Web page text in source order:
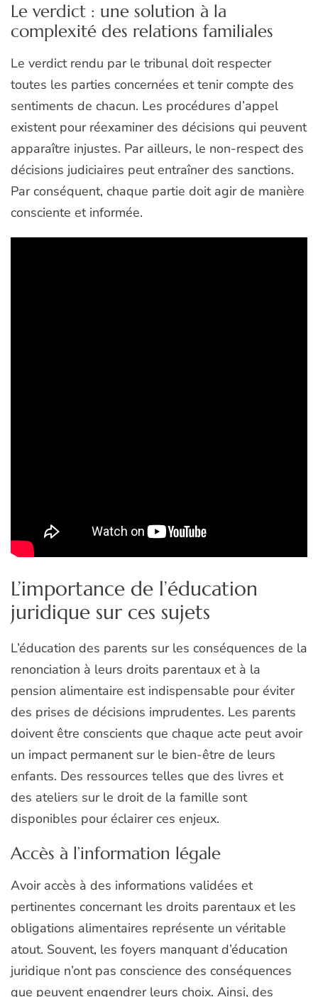
Le verdict : une solution à la
complexité des relations familiales
Le verdict rendu par le tribunal doit respecter
toutes les parties concernées et tenir compte des
sentiments de chacun. Les procédures d’appel
existent pour réexaminer des décisions qui peuvent
apparaître injustes. Par ailleurs, le non-respect des
décisions judiciaires peut entraîner des sanctions.
Par conséquent, chaque partie doit agir de manière
consciente et informée.
L’importance de l’éducation
juridique sur ces sujets
L’éducation des parents sur les conséquences de la
renonciation à leurs droits parentaux et à la
pension alimentaire est indispensable pour éviter
des prises de décisions imprudentes. Les parents
doivent être conscients que chaque acte peut avoir
un impact permanent sur le bien-être de leurs
enfants. Des ressources telles que des livres et
des ateliers sur le droit de la famille sont
disponibles pour éclairer ces enjeux.
Accès à l’information légale
Avoir accès à des informations validées et
pertinentes concernant les droits parentaux et les
obligations alimentaires représente un véritable
atout. Souvent, les foyers manquant d’éducation
juridique n’ont pas conscience des conséquences
que peuvent engendrer leurs choix. Ainsi, des